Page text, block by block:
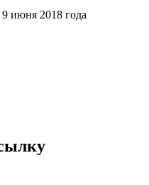
июня 2018 года